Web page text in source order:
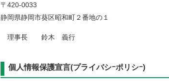
〒420-0033
静岡県静岡市葵区昭和町２番地の１
理事長 鈴木 義行
個人情報保護宣言(プライバシｰポリシｰ)